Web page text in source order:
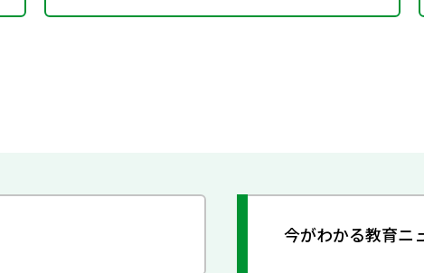
今がわかる教育ニ